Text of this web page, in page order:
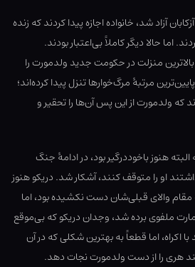
آزاد شد، خانواده اجازه پیدا کردند که زنده
اما حالا دیگر کاملاً بی‌اعتبار بودند.
منزلت در حکومت جدید ولدمورت را
مرتبهٔ مرگ‌خوارها تنزل پیدا کرده‌اند؛
ولدمورت از این پس آن‌ها را تحقیر و
هنوز باخوددرگیر بود، در ادامهٔ جنگ
او را متوقف کنند، آشکار شد. دریکو هنوز
والای قبلی‌شان دست نکشیده بود، اما
ملفوی برده شد، وجدان دریکو که بی‌موقع
اکراه، اما قطعاً به بهترین شکلی که در آن
را از دست ولدمورت نجات دهد.